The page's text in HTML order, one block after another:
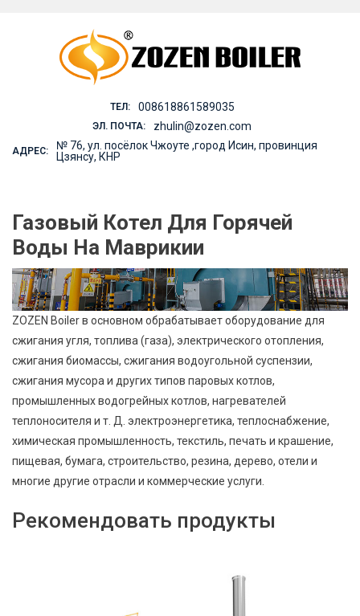
ТЕЛ: 008618861589035
ЭЛ. ПОЧТА: zhulin@zozen.com
АДРЕС:
№ 76, ул. посёлок Чжоуте ,город Исин, провинция
Цзянсу, КНР
Газовый Котел Для Горячей
Воды На Маврикии
ZOZEN Boiler в основном обрабатывает оборудование для
сжигания угля, топлива (газа), электрического отопления,
сжигания биомассы, сжигания водоугольной суспензии,
сжигания мусора и других типов паровых котлов,
промышленных водогрейных котлов, нагревателей
теплоносителя и т. Д. электроэнергетика, теплоснабжение,
химическая промышленность, текстиль, печать и крашение,
пищевая, бумага, строительство, резина, дерево, отели и
многие другие отрасли и коммерческие услуги.
Рекомендовать продукты